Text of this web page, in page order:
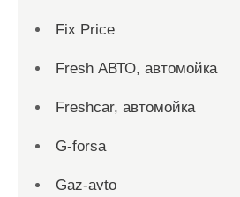
Fix Price
Fresh АВТО, автомойка
Freshcar, автомойка
G-forsa
Gaz-avto